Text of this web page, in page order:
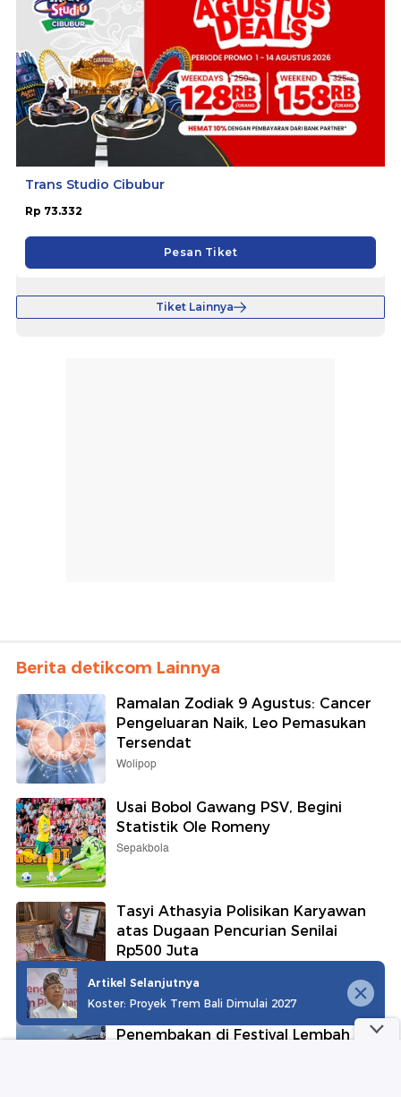
Trans Studio Cibubur
Rp 73.332
Pesan Tiket
Tiket Lainnya
Berita detikcom Lainnya
Ramalan Zodiak 9 Agustus: Cancer
Pengeluaran Naik, Leo Pemasukan
Tersendat
Wolipop
Usai Bobol Gawang PSV, Begini
Statistik Ole Romeny
Sepakbola
Tasyi Athasyia Polisikan Karyawan
atas Dugaan Pencurian Senilai
Rp500 Juta
Begini Kondisi Terkini Dua Korban
Penembakan di Festival Lembah
Artikel Selanjutnya
Koster: Proyek Trem Bali Dimulai 2027